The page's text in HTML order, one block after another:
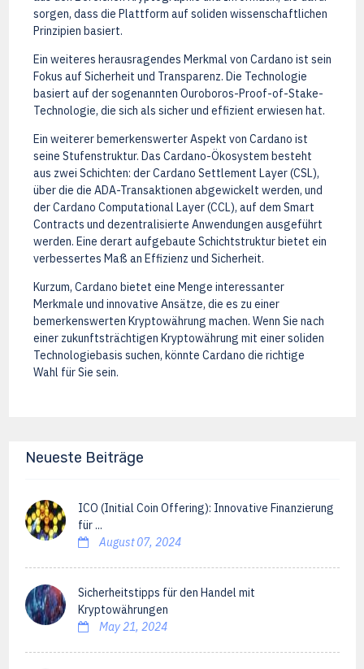
sorgen, dass die Plattform auf soliden wissenschaftlichen
Prinzipien basiert.
Ein weiteres herausragendes Merkmal von Cardano ist sein
Fokus auf Sicherheit und Transparenz. Die Technologie
basiert auf der sogenannten Ouroboros-Proof-of-Stake-
Technologie, die sich als sicher und effizient erwiesen hat.
Ein weiterer bemerkenswerter Aspekt von Cardano ist
seine Stufenstruktur. Das Cardano-Ökosystem besteht
aus zwei Schichten: der Cardano Settlement Layer (CSL),
über die die ADA-Transaktionen abgewickelt werden, und
der Cardano Computational Layer (CCL), auf dem Smart
Contracts und dezentralisierte Anwendungen ausgeführt
werden. Eine derart aufgebaute Schichtstruktur bietet ein
verbessertes Maß an Effizienz und Sicherheit.
Kurzum, Cardano bietet eine Menge interessanter
Merkmale und innovative Ansätze, die es zu einer
bemerkenswerten Kryptowährung machen. Wenn Sie nach
einer zukunftsträchtigen Kryptowährung mit einer soliden
Technologiebasis suchen, könnte Cardano die richtige
Wahl für Sie sein.
Neueste Beiträge
ICO (Initial Coin Offering): Innovative Finanzierung
für ...
August 07, 2024
Sicherheitstipps für den Handel mit
Kryptowährungen
May 21, 2024